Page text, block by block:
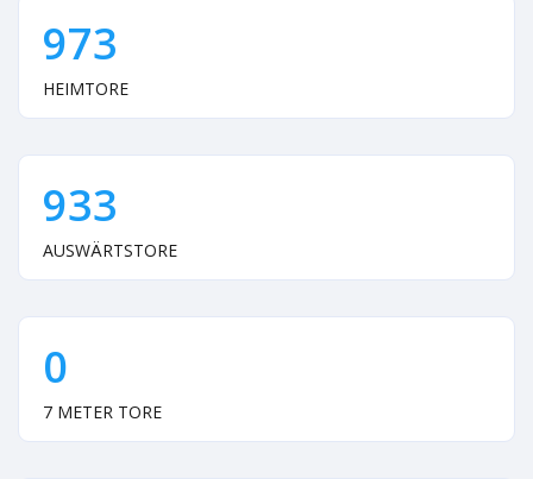
973
HEIMTORE
933
AUSWÄRTSTORE
0
7 METER TORE